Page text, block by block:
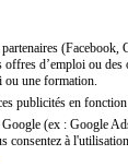
partenaires
d’emploi ou
ou une formation.
publicités en
(ex : Google
consentez à